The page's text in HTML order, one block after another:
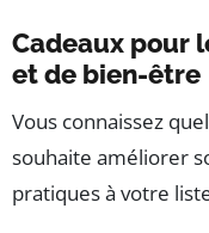
Cadeaux pour
et de bien-être
Vous connaissez
souhaite améliorer
pratiques à votre